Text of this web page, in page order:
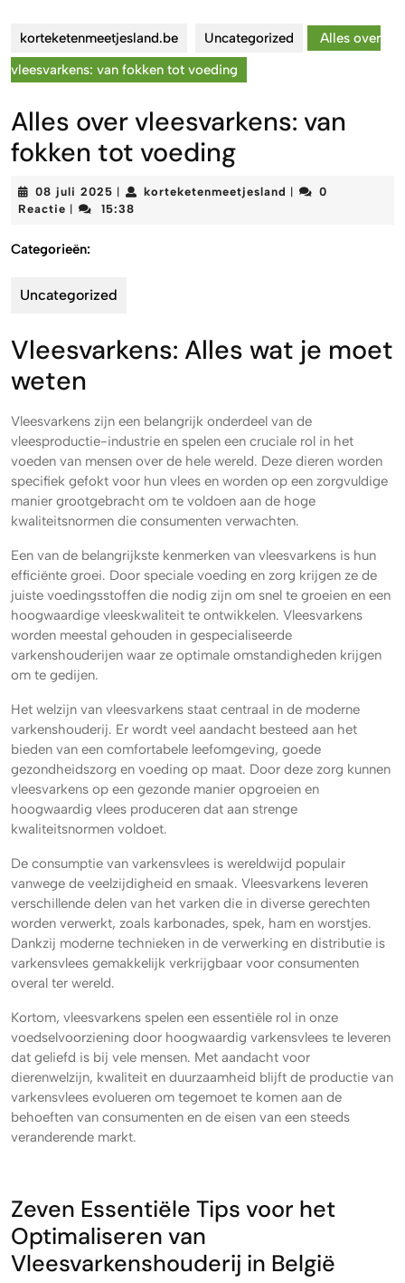
korteketenmeetjesland.be Uncategorized
Alles over
vleesvarkens: van fokken tot voeding
Alles over vleesvarkens: van
fokken tot voeding
08 juli 2025 08
juli
korteketenmeetjesland
0
Reactie
15:38
Categorieën:
Uncategorized
Vleesvarkens: Alles wat je moet
weten
Vleesvarkens zijn een belangrijk onderdeel van de
vleesproductie-industrie en spelen een cruciale rol in het
voeden van mensen over de hele wereld. Deze dieren worden
specifiek gefokt voor hun vlees en worden op een zorgvuldige
manier grootgebracht om te voldoen aan de hoge
kwaliteitsnormen die consumenten verwachten.
Een van de belangrijkste kenmerken van vleesvarkens is hun
efficiënte groei. Door speciale voeding en zorg krijgen ze de
juiste voedingsstoffen die nodig zijn om snel te groeien en een
hoogwaardige vleeskwaliteit te ontwikkelen. Vleesvarkens
worden meestal gehouden in gespecialiseerde
varkenshouderijen waar ze optimale omstandigheden krijgen
om te gedijen.
Het welzijn van vleesvarkens staat centraal in de moderne
varkenshouderij. Er wordt veel aandacht besteed aan het
bieden van een comfortabele leefomgeving, goede
gezondheidszorg en voeding op maat. Door deze zorg kunnen
vleesvarkens op een gezonde manier opgroeien en
hoogwaardig vlees produceren dat aan strenge
kwaliteitsnormen voldoet.
De consumptie van varkensvlees is wereldwijd populair
vanwege de veelzijdigheid en smaak. Vleesvarkens leveren
verschillende delen van het varken die in diverse gerechten
worden verwerkt, zoals karbonades, spek, ham en worstjes.
Dankzij moderne technieken in de verwerking en distributie is
varkensvlees gemakkelijk verkrijgbaar voor consumenten
overal ter wereld.
Kortom, vleesvarkens spelen een essentiële rol in onze
voedselvoorziening door hoogwaardig varkensvlees te leveren
dat geliefd is bij vele mensen. Met aandacht voor
dierenwelzijn, kwaliteit en duurzaamheid blijft de productie van
varkensvlees evolueren om tegemoet te komen aan de
behoeften van consumenten en de eisen van een steeds
veranderende markt.
Zeven Essentiële Tips voor het
Optimaliseren van
Vleesvarkenshouderij in België